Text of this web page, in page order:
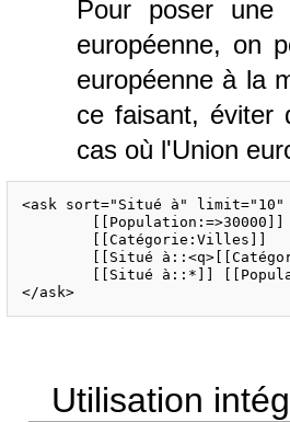
Pour poser une
européenne, on
européenne à la
ce faisant, éviter
cas où l'Union
<ask sort="Situé à"
</ask>
Utilisation